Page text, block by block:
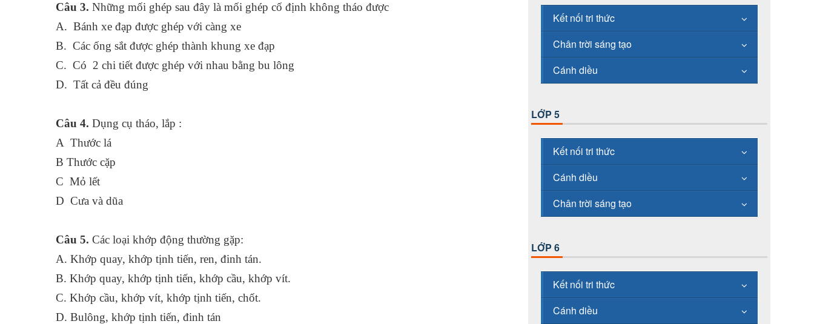
Câu 3. Những mối ghép sau đây là mối ghép cố định không tháo được
A. Bánh xe đạp được ghép với càng xe
B. Các ống sắt được ghép thành khung xe đạp
C. Có 2 chi tiết được ghép với nhau bằng bu lông
D. Tất cả đều đúng
Câu 4. Dụng cụ tháo, lắp :
A Thước lá
B Thước cặp
C Mỏ lết
D Cưa và dũa
Câu 5. Các loại khớp động thường gặp:
A. Khớp quay, khớp tịnh tiến, ren, đinh tán.
B. Khớp quay, khớp tịnh tiến, khớp cầu, khớp vít.
C. Khớp cầu, khớp vít, khớp tịnh tiến, chốt.
D. Bulông, khớp tịnh tiến, đinh tán
Kết nối tri thức
Chân trời sáng tạo
Cánh diều
LỚP 5
Kết nối tri thức
Cánh diều
Chân trời sáng tạo
LỚP 6
Kết nối tri thức
Cánh diều